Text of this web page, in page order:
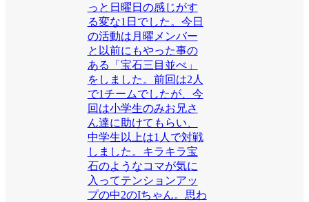
っと日曜日の感じがす
る変な1日でした。今日
の活動は月曜メンバー
と以前にもやった事の
ある「宝石三目並べ」
をしました。前回は2人
で1チームでしたが、今
回は小学生のみお兄さ
ん達に助けてもらい、
中学生以上は1人で対戦
しました。キラキラ宝
石のようなコマが気に
入ってテンションアッ
プの中2のIちゃん。思わ